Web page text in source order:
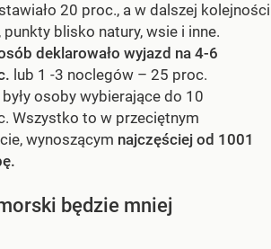
20 proc., a w dalszej kolejności
punkty blisko natury, wsie i inne.
deklarowało wyjazd na 4-6
lub 1 -3 noclegów – 25 proc.
osoby wybierające do 10
Wszystko to w przeciętnym
wynoszącym najczęściej od 1001
będzie mniej